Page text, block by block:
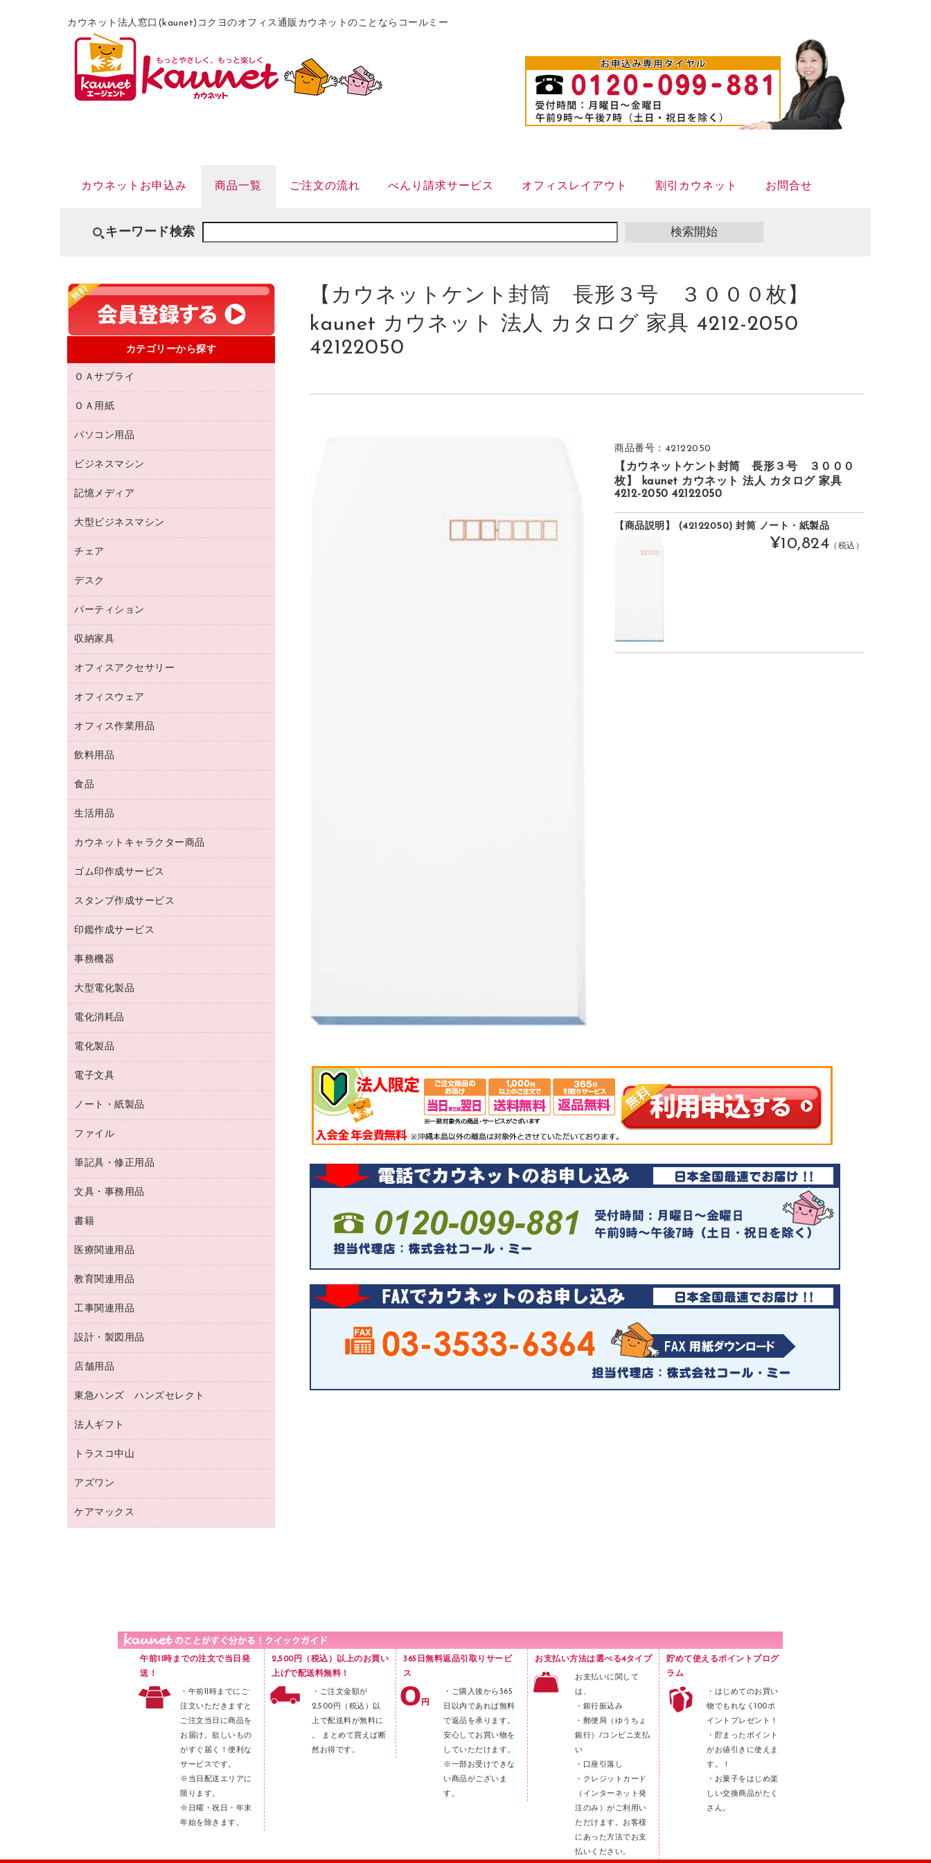
カウネット法人窓口(kaunet)コクヨのオフィス通販カウネットのことならコールミー
カウネットお申込み 商品一覧 ご注文の流れ べんり請求サービス オフィスレイアウト 割引カウネット お問合せ
キーワード検索
【カウネットケント封筒 長形３号 ３０００枚】
kaunet カウネット 法人 カタログ 家具 4212-2050
42122050
商品番号：42122050
【カウネットケント封筒 長形３号 ３０００
枚】 kaunet カウネット 法人 カタログ 家具
4212-2050 42122050
【商品説明】 (42122050) 封筒 ノート・紙製品
¥10,824 （税込）
カテゴリーから探す
ＯＡサプライ
互換インクカートリッジ
リサイクルトナー（プール方式）
リサイクルインクカートリッジ
プリンタ用リボン
トナーカートリッジ
コピートナー
インクカートリッジ
ＯＡ用紙
名刺用紙
ワープロ用紙
ラベル用紙
プロッター用紙
ハガキ用紙
その他コピー用紙・プリンタ用紙
コピー用紙
パソコン用品
パソコン周辺機器
マウスパッド
マウス
パソコンバッグ／収納用品
ネットワーク／ＬＡＮ機器
ネットワーク／ＬＡＮアクセサリー
セキュリティ用品
ＵＳＢハブ／ＵＳＢアクセサリー
ＯＡフィルター
ＯＡクリーナー／エアダスター
ＨＤＤ／ＳＳＤ
ディスプレイモニター
ビジネスマシン
電話機
レーザープリンタ／複合機
メモリーカード
プロジェクタ
ファクシミリ
デジタルカメラ
スキャナー
コピー機
記憶メディア
ブルーレイディスク
ＣＤ－ＲＷ
ＣＤ－Ｒ
メディア収納用品
大型ビジネスマシン
プリンタ
チェア
応接イス・ベンチ
オフィスチェア
デスク
ミーティングテーブル
デスク
カウンター
パーティション
ホワイトボード・黒板
収納家具
保管庫・書庫
ロッカー・下駄箱
その他収納
オフィスアクセサリー
オフィスアクセサリー
オフィスウェア
医療・介護・ワーキングウェア
ブラウス・シャツ
アウター
オフィス作業用品
養生用品
防災用備蓄食品・飲料
台車・脚立
倉庫収納用品
作業用雑貨
梱包用品
梱包用テープ
園芸用品
ペット用品
飲料用品
緑茶飲料
茶葉・インスタント
紅茶・バラエティ飲料
レギュラーコーヒー
ミルク・シュガー
ソフトドリンク
コーヒーメーカー・備品
インスタントコーヒー
食品
食品
生活用品
浴室用品
台所用洗剤
掃除用品
掃除用洗剤
洗濯用品
消臭・芳香剤
殺虫剤
飲食用消耗品
ハンドソープ・石鹸
トイレ用品
トイレ用洗剤
ティッシュペーパー
ダストボックス
タオル・アメニティ用品
スリッパ・サンダル・シューズ
スポーツ・レジャー用品
ゴミ袋
キッチン用品
食品添加物製品
カウネットキャラクター商品
カウネットキャラクター商品
ゴム印作成サービス
ゴム印作成サービス
ゴム印（一行印）作成サービス
ゴム印（フリーサイズ印）作成サービス
スタンプ作成サービス
シヤチハタスタンプ作成サービス
カウネットスタンプ作成サービス
印鑑作成サービス
印鑑作成サービス
事務機器
大型シュレッダー（共配）
レーザーポインター
ラミネートフィルム
ラミネータ
タイムレコーダー
シュレッダ
ＯＨＰ用品
大型電化製品
冷蔵庫・キッチン・調理家電
テレビ・ＡＶ機器
電化消耗品
電球・蛍光灯
乾電池・充電池
フィルム・カメラ用品
デスクライト
アルバム
電化製品
掃除機・クリーナー
空調・季節家電
その他電化製品
キッチン・調理家電
ＯＡタップ／延長コード
電子文具
電卓
ラベルテープ
その他電子文具
ノート・紙製品
封筒
伝票
典礼用品
帳簿
額縁
各種用紙
ルーズリーフ
ファイル
名刺整理用品
板目表紙・綴込表紙
背幅が伸びるファイル
統一伝票用ファイル
収納保存用品
レターファイル
リングファイル
プレゼン用ファイル
ファイルボックス
パイプ式ファイル
その他ファイル
クリヤーホルダー
クリヤーブック（差替式）
クリヤーブック（固定式）
２穴リフィル・２穴インデックス
筆記具・修正用品
万年筆
消しゴム
修正液・修正ペン
修正テープ
鉛筆
マーキングペン（油性）
マーキングペン（水性）
ボールペン（油性）
ボールペン（ゲルインク）
シャープペンシル用替芯
文具・事務用品
輪ゴム
両面テープ
名札
保管・整理用品
壁面／足元収納
備品／小物ケース
透明テープ 事務用
電話台
針なしステープラー
紙めくり
裁断機
レターケース
ラベル類
メンディングテープ
メッシュケース／ペンケース
ブックエンド／ブックスタンド
書籍
パソコンソフト
医療関連用品
保健用品
使い捨て手袋
感染症対策用品
介護用品
医療関連用品
品）
教育関連用品
教育関連用品
工事関連用品
工事関連用品
設計・製図用品
設計・製図用品
店舗用品
店舗運営用品
陳列什器
紙手提げ袋
レジ・ポリ袋
ディスプレイ用品
カウンター／お会計用品
東急ハンズ ハンズセレクト
東急ハンズ
法人ギフト
高島屋
高島屋（食品・飲料）
カウネットギフト（食品・飲料）
トラスコ中山
建築・作業用品
アズワン
医療・介護用品（食品・飲料・食添製
品）
ケアマックス
午前11時までの注文で当日発
送！
・午前11時までにご
注文いただきますと
ご注文当日に商品を
お届け。欲しいもの
がすぐ届く！便利な
サービスです。
※当日配送エリアに
限ります。
※日曜・祝日・年末
年始を除きます。
2,500円（税込）以上のお買い
上げで配送料無料！
・ご注文金額が
2,500円（税込）以
上で配送料が無料に
。 まとめて買えば断
然お得です。
365日無料返品引取りサービ
ス
・ご購入後から365
日以内であれば無料
で返品を承ります。
安心してお買い物を
していただけます。
※一部お受けできな
い商品がございま
す。
お支払い方法は選べる4タイプ
お支払いに関して
は、
・銀行振込み
・郵便局（ゆうちょ
銀行）/コンビニ支払
い
・口座引落し
・クレジットカード
（インターネット発
注のみ）がご利用い
ただけます。お客様
にあった方法でお支
払いください。
貯めて使えるポイントプログ
ラム
・はじめてのお買い
物でもれなく100ポ
イントプレゼント！
・貯まったポイント
がお値引きに使えま
す。！
・お菓子をはじめ楽
しい交換商品がたく
さん。